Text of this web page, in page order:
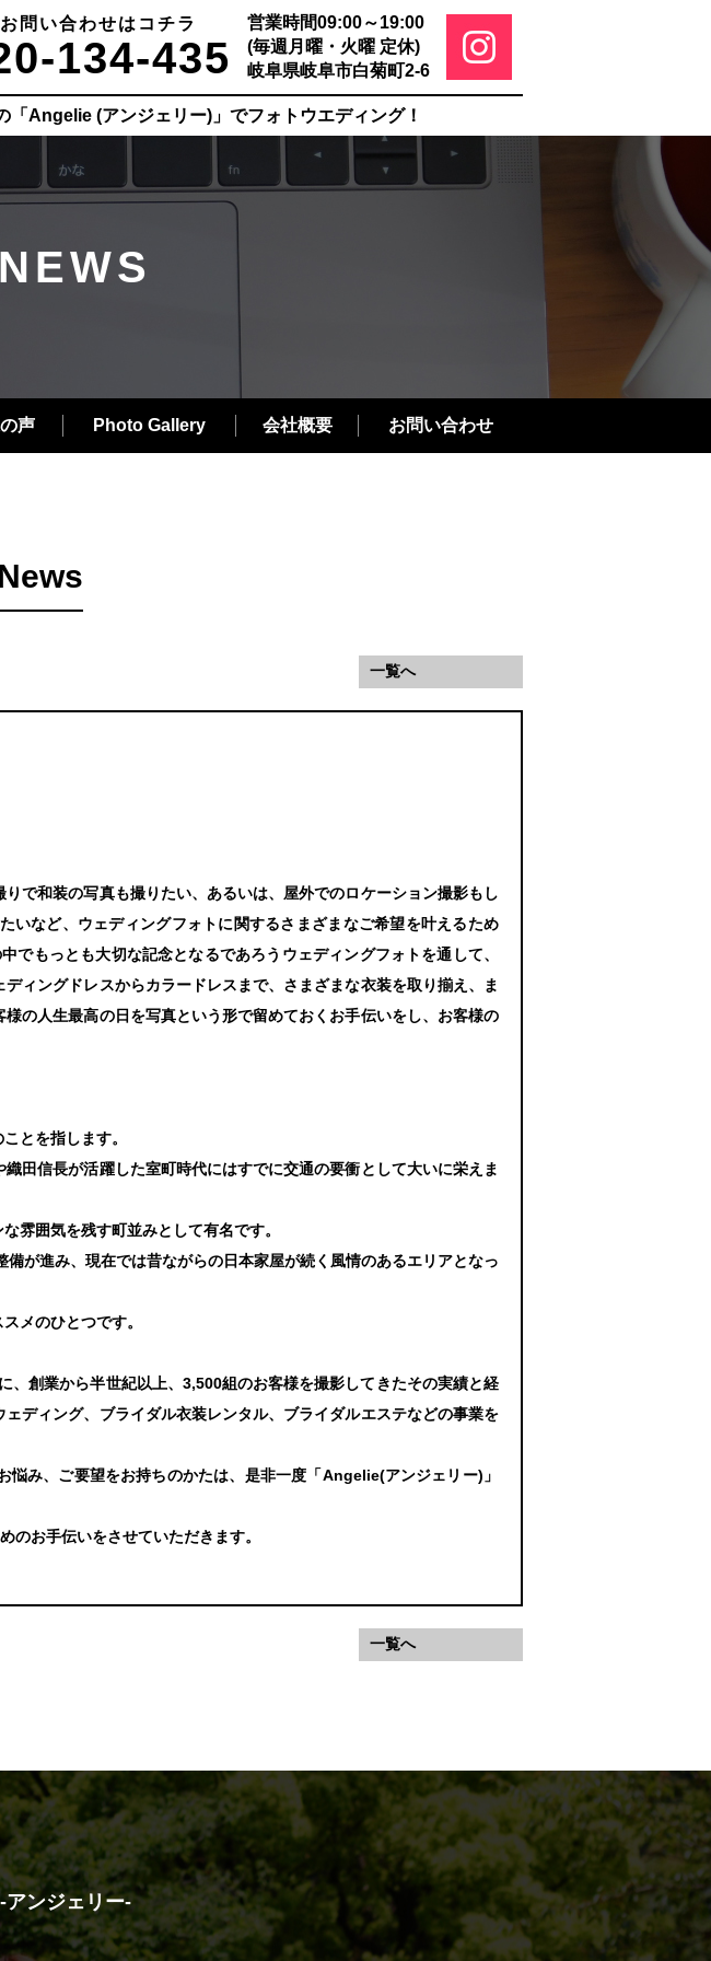
問い合わせはコチラ
134-435
営業時間09:00～19:00
(毎週月曜・火曜 定休)
岐阜県岐阜市白菊町2-6
「Angelie (アンジェリー)」でフォトウエディング！
声 Photo Gallery 会社概要 お問い合わせ
一覧へ
で和装の写真も撮りたい、あるいは、屋外でのロケーション撮影もし
いなど、ウェディングフォトに関するさまざまなご希望を叶えるため
もっとも大切な記念となるであろうウェディングフォトを通して、
ィングドレスからカラードレスまで、さまざまな衣装を取り揃え、ま
の人生最高の日を写真という形で留めておくお手伝いをし、お客様の
とを指します。
田信長が活躍した室町時代にはすでに交通の要衝として大いに栄えま
雰囲気を残す町並みとして有名です。
が進み、現在では昔ながらの日本家屋が続く風情のあるエリアとなっ
メのひとつです。
、創業から半世紀以上、3,500組のお客様を撮影してきたその実績と経
ディング、ブライダル衣装レンタル、ブライダルエステなどの事業を
み、ご要望をお持ちのかたは、是非一度「Angelie(アンジェリー)」
のお手伝いをさせていただきます。
一覧へ
-アンジェリー-